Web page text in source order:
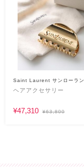
Saint Laurent サンローラン
ヘアアクセサリー
¥47,310 ¥63,800